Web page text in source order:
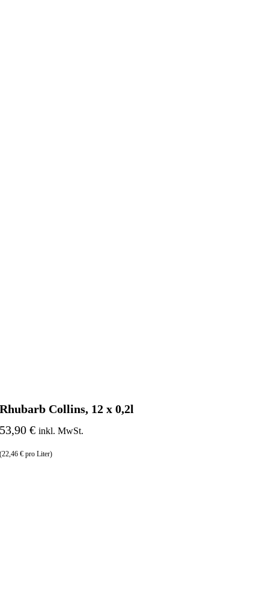
Rhubarb Collins, 12 x 0,2l
53,90 €inkl. MwSt.
(22,46 € pro Liter)